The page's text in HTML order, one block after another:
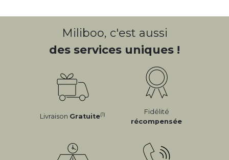
Miliboo, c'est aussi
des services uniques !
Livraison Gratuite(1)
Fidélité
récompensée